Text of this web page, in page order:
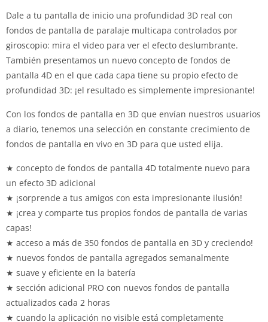
Dale a tu pantalla de inicio una profundidad 3D real con
fondos de pantalla de paralaje multicapa controlados por
giroscopio: mira el video para ver el efecto deslumbrante.
También presentamos un nuevo concepto de fondos de
pantalla 4D en el que cada capa tiene su propio efecto de
profundidad 3D: ¡el resultado es simplemente impresionante!
Con los fondos de pantalla en 3D que envían nuestros usuarios
a diario, tenemos una selección en constante crecimiento de
fondos de pantalla en vivo en 3D para que usted elija.
★ concepto de fondos de pantalla 4D totalmente nuevo para
un efecto 3D adicional
★ ¡sorprende a tus amigos con esta impresionante ilusión!
★ ¡crea y comparte tus propios fondos de pantalla de varias
capas!
★ acceso a más de 350 fondos de pantalla en 3D y creciendo!
★ nuevos fondos de pantalla agregados semanalmente
★ suave y eficiente en la batería
★ sección adicional PRO con nuevos fondos de pantalla
actualizados cada 2 horas
★ cuando la aplicación no visible está completamente